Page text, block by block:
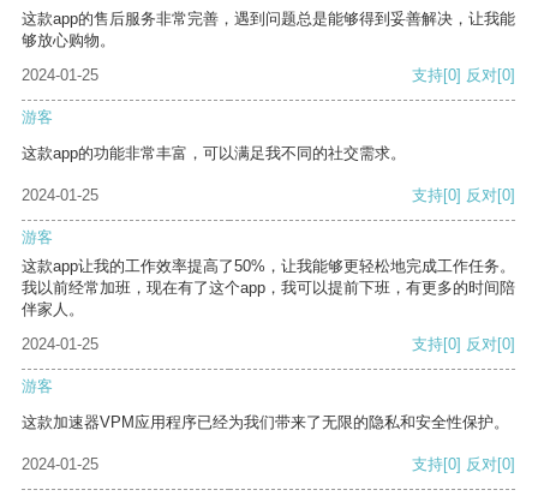
这款app的售后服务非常完善，遇到问题总是能够得到妥善解决，让我能
够放心购物。
2024-01-25
支持[0] 反对[0]
游客
这款app的功能非常丰富，可以满足我不同的社交需求。
2024-01-25 支持[0] 反对[0]
游客
这款app让我的工作效率提高了50%，让我能够更轻松地完成工作任务。
我以前经常加班，现在有了这个app，我可以提前下班，有更多的时间陪
伴家人。
2024-01-25
支持[0] 反对[0]
游客
这款加速器VPM应用程序已经为我们带来了无限的隐私和安全性保护。
2024-01-25 支持[0] 反对[0]